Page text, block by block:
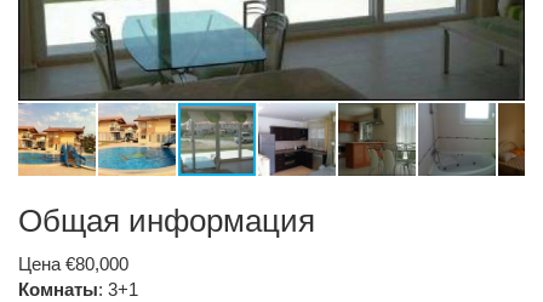
Общая информация
Цена €80,000
Комнаты: 3+1